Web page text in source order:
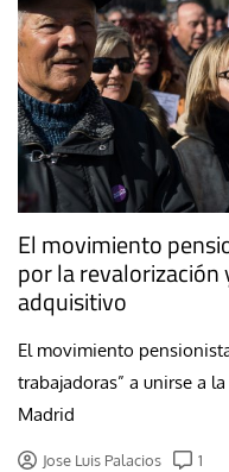
El movimiento
por la
adquisitivo
El movimiento
trabajadoras” a unirse a
Madrid
Jose Luis Palacios 1